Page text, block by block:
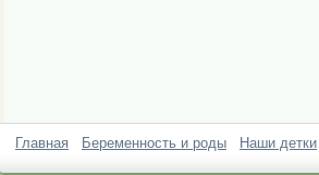
Главная Беременность и роды Наши детки